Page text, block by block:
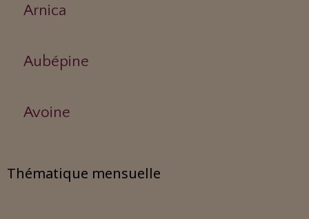
Arnica
Aubépine
Avoine
Thématique mensuelle